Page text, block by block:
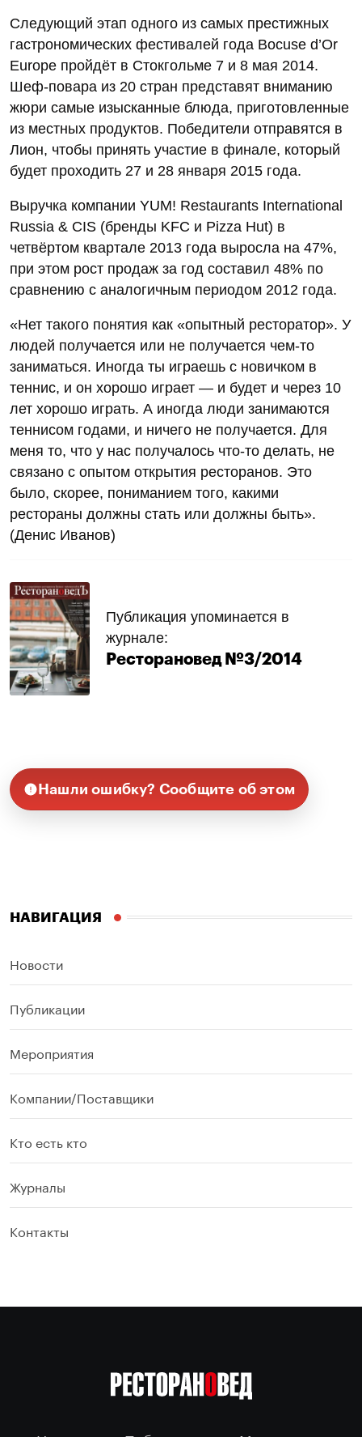
Следующий этап одного из самых престижных
гастрономических фестивалей года Bocuse d’Or
Europe пройдёт в Стокгольме 7 и 8 мая 2014.
Шеф-повара из 20 стран представят вниманию
жюри самые изысканные блюда, приготовленные
из местных продуктов. Победители отправятся в
Лион, чтобы принять участие в финале, который
будет проходить 27 и 28 января 2015 года.
Выручка компании YUM! Restaurants International
Russia & CIS (бренды KFC и Pizza Hut) в
четвёртом квартале 2013 года выросла на 47%,
при этом рост продаж за год составил 48% по
сравнению с аналогичным периодом 2012 года.
«Нет такого понятия как «опытный ресторатор». У
людей получается или не получается чем-то
заниматься. Иногда ты играешь с новичком в
теннис, и он хорошо играет — и будет и через 10
лет хорошо играть. А иногда люди занимаются
теннисом годами, и ничего не получается. Для
меня то, что у нас получалось что-то делать, не
связано с опытом открытия ресторанов. Это
было, скорее, пониманием того, какими
рестораны должны стать или должны быть».
(Денис Иванов)
Публикация упоминается в
журнале:
Ресторановед №3/2014
Нашли ошибку? Сообщите об этом
НАВИГАЦИЯ
Новости
Публикации
Мероприятия
Компании/Поставщики
Кто есть кто
Журналы
Контакты